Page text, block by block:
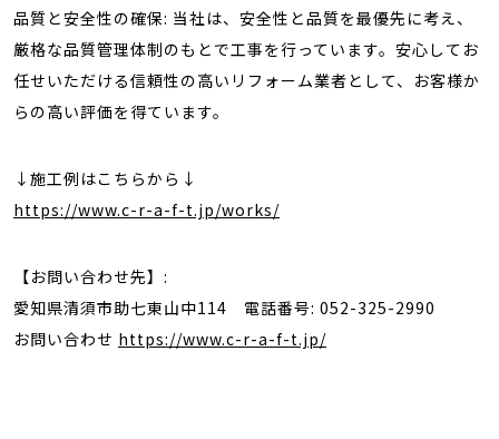
品質と安全性の確保: 当社は、安全性と品質を最優先に考え、
厳格な品質管理体制のもとで工事を行っています。安心してお
任せいただける信頼性の高いリフォーム業者として、お客様か
らの高い評価を得ています。
↓施工例はこちらから↓
https://www.c-r-a-f-t.jp/works/
【お問い合わせ先】:
愛知県清須市助七東山中114 電話番号: 052-325-2990
お問い合わせ https://www.c-r-a-f-t.jp/